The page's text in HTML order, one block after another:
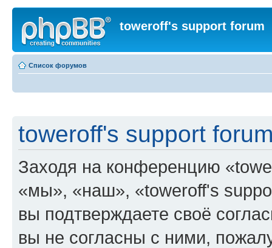
toweroff's support forum
Список форумов
toweroff's support
Заходя на конференцию
«мы», «наш», «toweroff's
вы подтверждаете своё
вы не согласны с ними,